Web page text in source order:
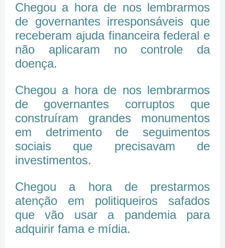
Chegou a hora de nos lembrarmos
de governantes irresponsáveis que
receberam ajuda financeira federal e
não aplicaram no controle da
doença.
Chegou a hora de nos lembrarmos
de governantes corruptos que
construíram grandes monumentos
em detrimento de seguimentos
sociais que precisavam de
investimentos.
Chegou a hora de prestarmos
atenção em politiqueiros safados
que vão usar a pandemia para
adquirir fama e mídia.